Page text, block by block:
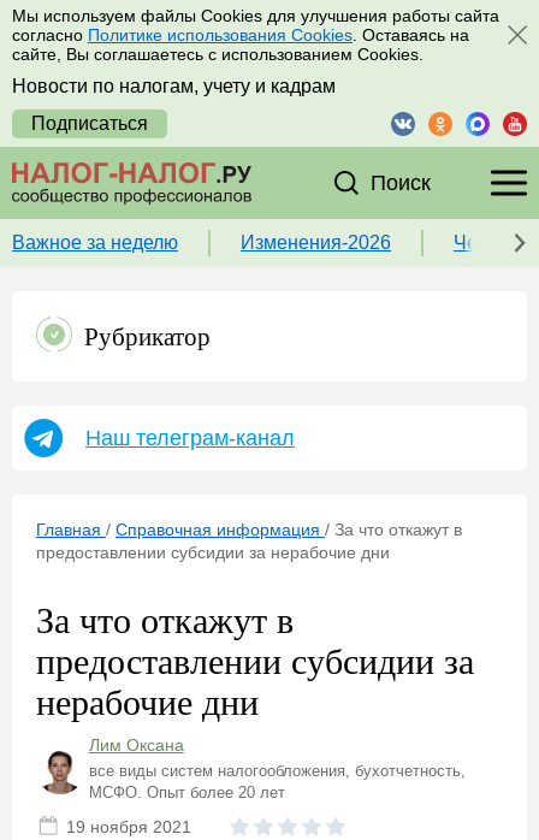
Мы используем файлы Cookies для улучшения работы сайта
согласно Политике использования Cookies . Оставаясь на
сайте, Вы соглашаетесь с использованием Cookies.
Новости по налогам, учету и кадрам
Подписаться
Поиск
Важное за неделю Изменения-2026 Чек-
Рубрикатор
Наш телеграм-канал
Главная / Справочная информация / За что откажут в
предоставлении субсидии за нерабочие дни
За что откажут в
предоставлении субсидии за
нерабочие дни
Лим Оксана
все виды систем налогообложения, бухотчетность,
МСФО. Опыт более 20 лет
19 ноября 2021